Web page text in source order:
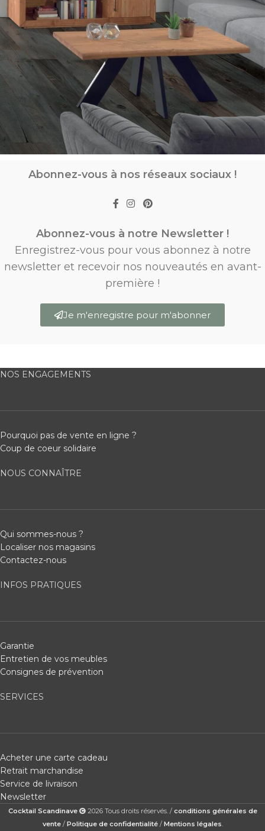
Abonnez-vous à nos réseaux sociaux !
Abonnez-vous à notre Newsletter !
Enregistrez-vous pour vous abonnez à notre
newsletter et recevoir nos nouveautés en avant-
première !
Je m'enregistre pour m'abonner
NOS ENGAGEMENTS
Pourquoi pas de vente en ligne ?
Coup de coeur solidaire
NOUS CONNAÎTRE
Qui sommes-nous ?
Localiser nos magasins
Contactez-nous
INFOS PRATIQUES
Garantie
Entretien de vos meubles
Consignes de prévention
SERVICES
Acheter une carte cadeau
Retrait marchandise
Service de livraison
Newsletter
Cocktail Scandinave 2026 Tous droits réservés. / conditions générales de
vente/ Politique de confidentialité/ Mentions légales